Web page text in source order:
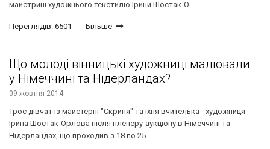
майстрині художнього текстилю Ірини Шостак-О...
Переглядів: 6501 Більше
Що молоді вінницькі художниці малювали
у Німеччині та Нідерландах?
09 жовтня 2014
Троє дівчат із майстерні "Скриня" та їхня вчителька - художниця
Ірина Шостак-Орлова після пленеру-аукціону в Німеччині та
Нідерландах, що проходив з 18 по 25...